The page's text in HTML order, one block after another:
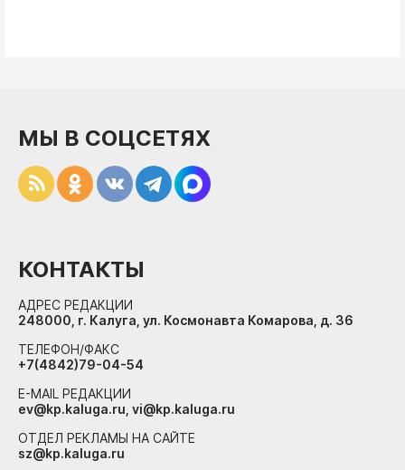
МЫ В СОЦСЕТЯХ
КОНТАКТЫ
АДРЕС РЕДАКЦИИ
248000, г. Калуга, ул. Космонавта Комарова, д. 36
ТЕЛЕФОН/ФАКС
+7(4842)79-04-54
E-MAIL РЕДАКЦИИ
ev@kp.kaluga.ru, vi@kp.kaluga.ru
ОТДЕЛ РЕКЛАМЫ НА САЙТЕ
sz@kp.kaluga.ru